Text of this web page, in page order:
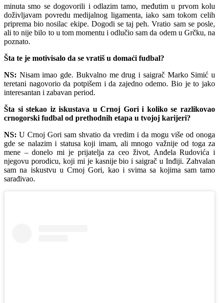
minuta smo se dogovorili i odlazim tamo, međutim u prvom kolu
doživljavam povredu medijalnog ligamenta, iako sam tokom celih
priprema bio nosilac ekipe. Dogodi se taj peh. Vratio sam se posle,
ali to nije bilo to u tom momentu i odlučio sam da odem u Grčku, na
poznato.
Šta te je motivisalo da se vratiš u domaći fudbal?
NS: Nisam imao gde. Bukvalno me drug i saigrač Marko Simić u
teretani nagovorio da potpišem i da zajedno odemo. Bio je to jako
interesantan i zabavan period.
Šta si stekao iz iskustava u Crnoj Gori i koliko se razlikovao
crnogorski fudbal od prethodnih etapa u tvojoj karijeri?
NS: U Crnoj Gori sam shvatio da vredim i da mogu više od onoga
gde se nalazim i statusa koji imam, ali mnogo važnije od toga za
mene – donelo mi je prijatelja za ceo život, Anđela Rudovića i
njegovu porodicu, koji mi je kasnije bio i saigrač u Inđiji. Zahvalan
sam na iskustvu u Crnoj Gori, kao i svima sa kojima sam tamo
sarađivao.